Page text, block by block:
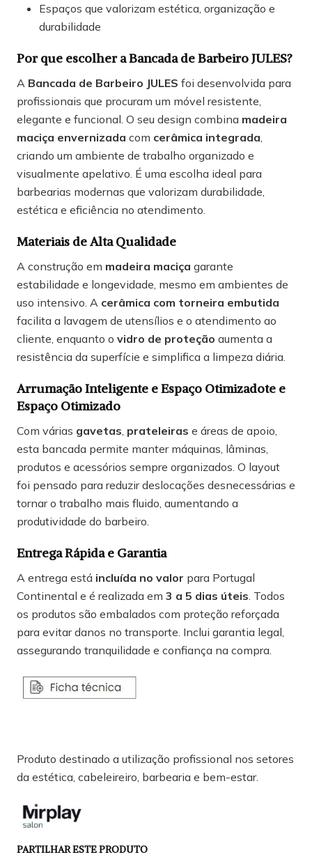
Espaços que valorizam estética, organização e
durabilidade
Por que escolher a Bancada de Barbeiro JULES?
A Bancada de Barbeiro JULES foi desenvolvida para
profissionais que procuram um móvel resistente,
elegante e funcional. O seu design combina madeira
maciça envernizada com cerâmica integrada
criando um ambiente de trabalho organizado e
visualmente apelativo. É uma escolha ideal para
barbearias modernas que valorizam durabilidade,
estética e eficiência no atendimento.
Materiais de Alta Qualidade
A construção em madeira maciça garante
estabilidade e longevidade, mesmo em ambientes de
uso intensivo. A cerâmica com torneira embutida
facilita a lavagem de utensílios e o atendimento ao
cliente, enquanto o vidro de proteção aumenta a
resistência da superfície e simplifica a limpeza diária.
Arrumação Inteligente e Espaço Otimizadote e
Espaço Otimizado
Com várias gavetas prateleiras e áreas de apoio,
esta bancada permite manter máquinas, lâminas,
produtos e acessórios sempre organizados. O layout
foi pensado para reduzir deslocações desnecessárias e
tornar o trabalho mais fluido, aumentando a
produtividade do barbeiro.
Entrega Rápida e Garantia
A entrega está incluída no valor para Portugal
Continental e é realizada em 3 a 5 dias úteis . Todos
os produtos são embalados com proteção reforçada
para evitar danos no transporte. Inclui garantia legal,
assegurando tranquilidade e confiança na compra.
Produto destinado a utilização profissional nos setores
da estética, cabeleireiro, barbearia e bem-estar.
PARTILHAR ESTE PRODUTO